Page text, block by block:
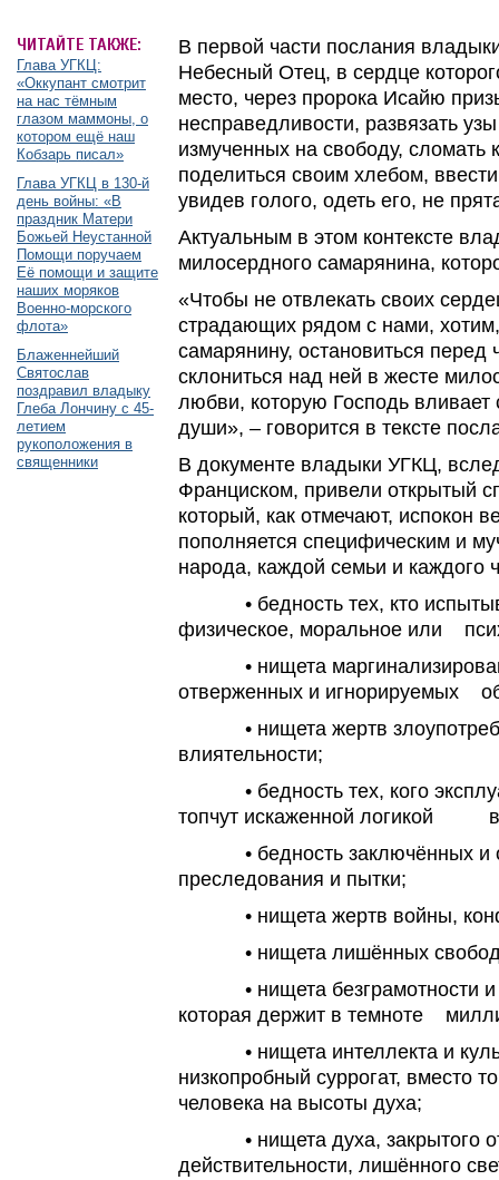
ЧИТАЙТЕ ТАКЖЕ:
Глава УГКЦ:
«Оккупант смотрит
на нас тёмным
глазом маммоны, о
котором ещё наш
Кобзарь писал»
Глава УГКЦ в 130-й
день войны: «В
праздник Матери
Божьей Неустанной
Помощи поручаем
Её помощи и защите
наших моряков
Военно-морского
флота»
Блаженнейший
Святослав
поздравил владыку
Глеба Лончину с 45-
летием
рукоположения в
священники
В первой части послания
Небесный Отец, в сердце
место, через пророка Исайю
несправедливости, развязать
измученных на свободу,
поделиться своим хлебом,
увидев голого, одеть его, не
Актуальным в этом контексте
милосердного самарянина,
«Чтобы не отвлекать своих
страдающих рядом с нами,
самарянину, остановиться перед
склониться над ней в жесте
любви, которую Господь
души», – говорится в тексте
В документе владыки УГКЦ,
Франциском, привели открытый
который, как отмечают, испокон
пополняется специфическим и
народа, каждой семьи и каждого
• бедность тех, кто
физическое, моральное или
• нищета
отверженных и игнорируемых
• нищета жертв
влиятельности;
• бедность тех, кого
топчут искаженной логикой
• бедность заключённых и
преследования и пытки;
• нищета жертв войны,
• нищета лишённых
• нищета безграмотности и
которая держит в темноте
• нищета интеллекта и
низкопробный суррогат, вместо
человека на высоты духа;
• нищета духа, закрытого
действительности, лишённого